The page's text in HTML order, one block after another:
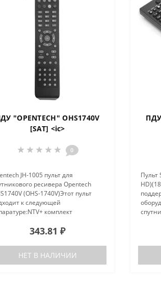
"OPENTECH" OHS1740V
[SAT] <ic>
0
JH-1005 пульт для
ресивера Opentech
(OHS-1740V)Этот пульт
к следующей
комплект
2NTV+ комплект
III ЗападOPENTECH
..
343.81 ₽
НЕТ В НАЛИЧИИ
Пульт